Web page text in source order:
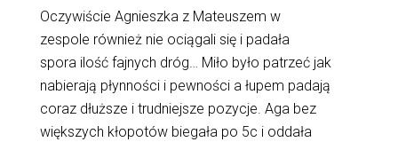
Oczywiście Agnieszka z Mateuszem w
zespole również nie ociągali się i padała
spora ilość fajnych dróg… Miło było patrzeć jak
nabierają płynności i pewności a łupem padają
coraz dłuższe i trudniejsze pozycje. Aga bez
większych kłopotów biegała po 5c i oddała